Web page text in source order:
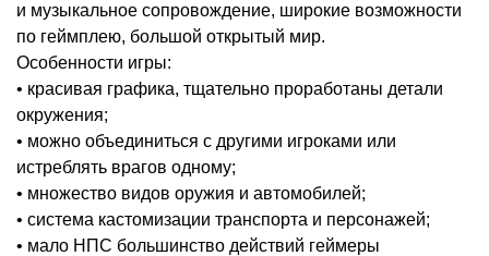
и музыкальное сопровождение, широкие возможности
по геймплею, большой открытый мир.
Особенности игры:
• красивая графика, тщательно проработаны детали
окружения;
• можно объединиться с другими игроками или
истреблять врагов одному;
• множество видов оружия и автомобилей;
• система кастомизации транспорта и персонажей;
• мало НПС большинство действий геймеры